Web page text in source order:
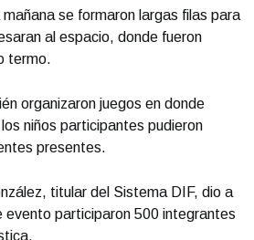
se formaron largas filas para
al espacio, donde fueron
termo.
organizaron juegos en donde
niños participantes pudieron
presentes.
titular del Sistema DIF, dio a
evento participaron 500 integrantes